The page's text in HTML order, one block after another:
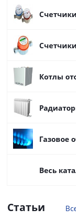
Котлы
Газовое
Весь
Статьи